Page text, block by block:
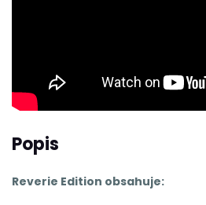
Popis
Reverie Edition obsahuje: